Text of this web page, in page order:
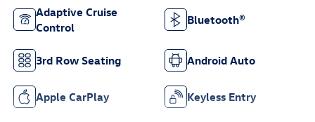
Adaptive Cruise
Control
Bluetooth®
3rd Row Seating Android Auto
Apple CarPlay Keyless Entry